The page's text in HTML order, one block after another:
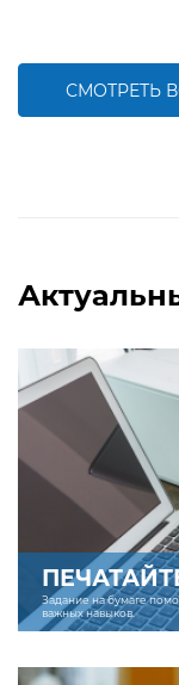
СМОТРЕТЬ
Задание на бумаге
важных навыков.